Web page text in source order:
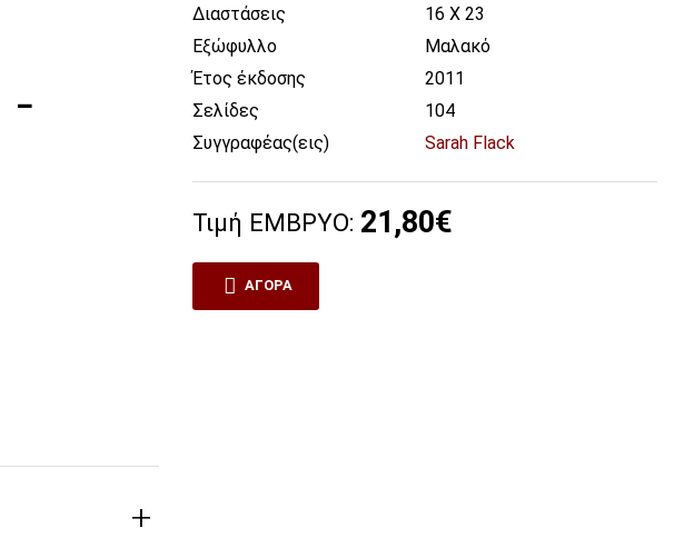
Διαστάσεις
16 X 23
Εξώφυλλο
Μαλακό
Έτος έκδοσης
2011
Σελίδες
104
Συγγραφέας(εις)
Sarah Flack
Τιμή ΕΜΒΡΥΟ: 21,80€
ΑΓΟΡΆ